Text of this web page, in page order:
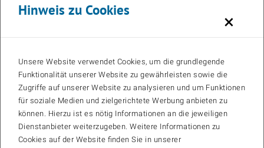
×
Hinweis zu Cookies
Unsere Website verwendet Cookies, um die grundlegende
Funktionalität unserer Website zu gewährleisten sowie die
Zugriffe auf unserer Website zu analysieren und um Funktionen
für soziale Medien und zielgerichtete Werbung anbieten zu
können. Hierzu ist es nötig Informationen an die jeweiligen
Dienstanbieter weiterzugeben. Weitere Informationen zu
Cookies auf der Website finden Sie in unserer